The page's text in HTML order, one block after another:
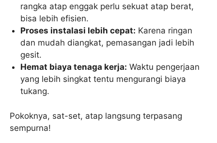
rangka atap enggak perlu sekuat atap berat,
bisa lebih efisien.
Proses instalasi lebih cepat: Karena ringan
dan mudah diangkat, pemasangan jadi lebih
gesit.
Hemat biaya tenaga kerja: Waktu pengerjaan
yang lebih singkat tentu mengurangi biaya
tukang.
Pokoknya, sat-set, atap langsung terpasang
sempurna!